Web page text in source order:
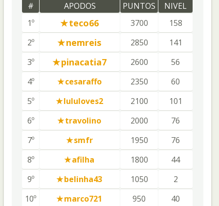
# APODOS PUNTOS
NIVEL
1º
teco66 3700
158
2º
nemreis 2850
141
3º
pinacatia7 2600
56
4º
cesaraffo 2350
60
5º
lululoves2 2100
101
6º
travolino 2000
76
7º
smfr 1950
76
8º
afilha 1800
44
9º
belinha43 1050
2
10º
marco721 950 40